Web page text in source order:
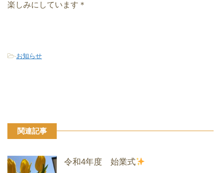
楽しみにしています＊
-お知らせ
関連記事
令和4年度 始業式